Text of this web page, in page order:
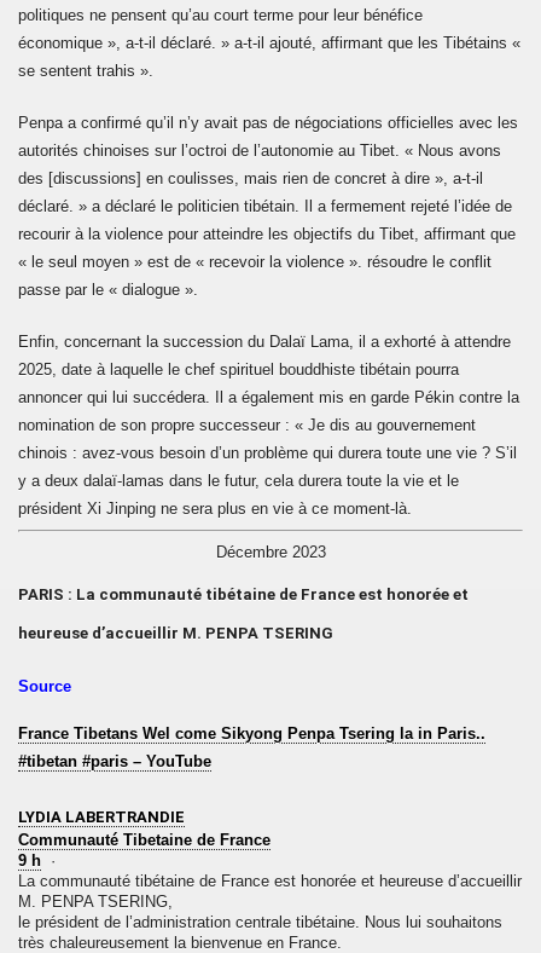
politiques ne pensent qu’au court terme pour leur bénéfice
économique », a-t-il déclaré. » a-t-il ajouté, affirmant que les Tibétains «
se sentent trahis ».
Penpa a confirmé qu’il n’y avait pas de négociations officielles avec les
autorités chinoises sur l’octroi de l’autonomie au Tibet. « Nous avons
des [discussions] en coulisses, mais rien de concret à dire », a-t-il
déclaré. » a déclaré le politicien tibétain. Il a fermement rejeté l’idée de
recourir à la violence pour atteindre les objectifs du Tibet, affirmant que
« le seul moyen » est de « recevoir la violence ». résoudre le conflit
passe par le « dialogue ».
Enfin, concernant la succession du Dalaï Lama, il a exhorté à attendre
2025, date à laquelle le chef spirituel bouddhiste tibétain pourra
annoncer qui lui succédera. Il a également mis en garde Pékin contre la
nomination de son propre successeur : « Je dis au gouvernement
chinois : avez-vous besoin d’un problème qui durera toute une vie ? S’il
y a deux dalaï-lamas dans le futur, cela durera toute la vie et le
président Xi Jinping ne sera plus en vie à ce moment-là.
Décembre 2023
PARIS : La communauté tibétaine de France est honorée et
heureuse d’accueillir M. PENPA TSERING
Source
France Tibetans Wel come Sikyong Penpa Tsering la in Paris..
#tibetan #paris – YouTube
LYDIA LABERTRANDIE
Communauté Tibetaine de France
9 h ·
La communauté tibétaine de France est honorée et heureuse d’accueillir
M. PENPA TSERING,
le président de l’administration centrale tibétaine. Nous lui souhaitons
très chaleureusement la bienvenue en France.